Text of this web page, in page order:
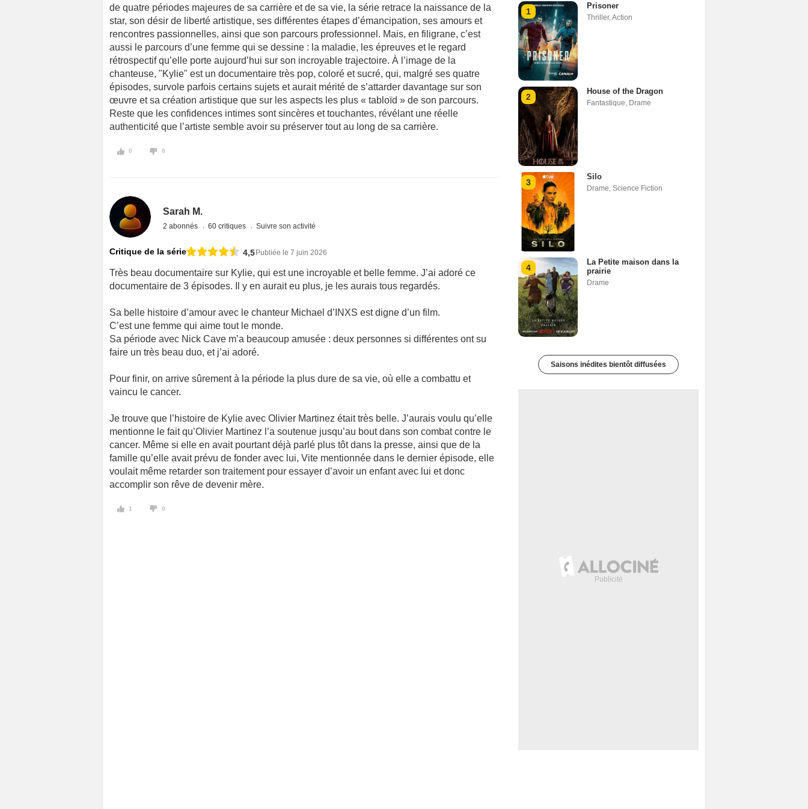
de quatre périodes majeures de sa carrière et de sa vie, la série retrace la naissance de la
star, son désir de liberté artistique, ses différentes étapes d’émancipation, ses amours et
rencontres passionnelles, ainsi que son parcours professionnel. Mais, en filigrane, c’est
aussi le parcours d’une femme qui se dessine : la maladie, les épreuves et le regard
rétrospectif qu’elle porte aujourd’hui sur son incroyable trajectoire. À l’image de la
chanteuse, "Kylie" est un documentaire très pop, coloré et sucré, qui, malgré ses quatre
épisodes, survole parfois certains sujets et aurait mérité de s’attarder davantage sur son
œuvre et sa création artistique que sur les aspects les plus « tabloïd » de son parcours.
Reste que les confidences intimes sont sincères et touchantes, révélant une réelle
authenticité que l’artiste semble avoir su préserver tout au long de sa carrière.
0 0
Sarah M.
2 abonnés 60 critiques Suivre son activité
Critique de la série 4,5 Publiée le 7 juin 2026
Très beau documentaire sur Kylie, qui est une incroyable et belle femme. J’ai adoré ce
documentaire de 3 épisodes. Il y en aurait eu plus, je les aurais tous regardés.
Sa belle histoire d’amour avec le chanteur Michael d’INXS est digne d’un film.
C’est une femme qui aime tout le monde.
Sa période avec Nick Cave m’a beaucoup amusée : deux personnes si différentes ont su
faire un très beau duo, et j’ai adoré.
Pour finir, on arrive sûrement à la période la plus dure de sa vie, où elle a combattu et
vaincu le cancer.
Je trouve que l’histoire de Kylie avec Olivier Martinez était très belle. J’aurais voulu qu’elle
mentionne le fait qu’Olivier Martinez l’a soutenue jusqu’au bout dans son combat contre le
cancer. Même si elle en avait pourtant déjà parlé plus tôt dans la presse, ainsi que de la
famille qu’elle avait prévu de fonder avec lui, Vite mentionnée dans le dernier épisode, elle
voulait même retarder son traitement pour essayer d’avoir un enfant avec lui et donc
accomplir son rêve de devenir mère.
1 0
1
Prisoner
Thriller,Action
2
House of the Dragon
Fantastique, Drame
3
Silo
Drame, Science Fiction
4
La Petite maison dans la
prairie
Drame
Saisons inédites bientôt diffusées